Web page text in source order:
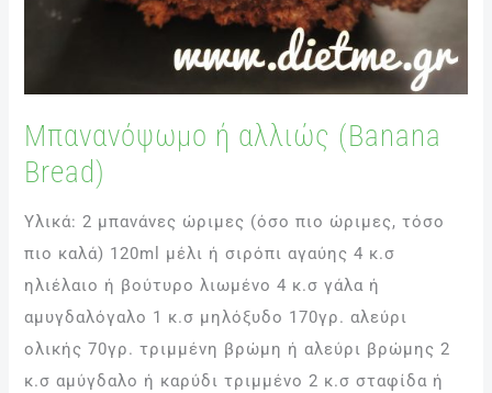
Μπανανόψωμο ή αλλιώς (Banana
Bread)
Υλικά: 2 μπανάνες ώριμες (όσο πιο ώριμες, τόσο
πιο καλά) 120ml μέλι ή σιρόπι αγαύης 4 κ.σ
ηλιέλαιο ή βούτυρο λιωμένο 4 κ.σ γάλα ή
αμυγδαλόγαλο 1 κ.σ μηλόξυδο 170γρ. αλεύρι
ολικής 70γρ. τριμμένη βρώμη ή αλεύρι βρώμης 2
κ.σ αμύγδαλο ή καρύδι τριμμένο 2 κ.σ σταφίδα ή